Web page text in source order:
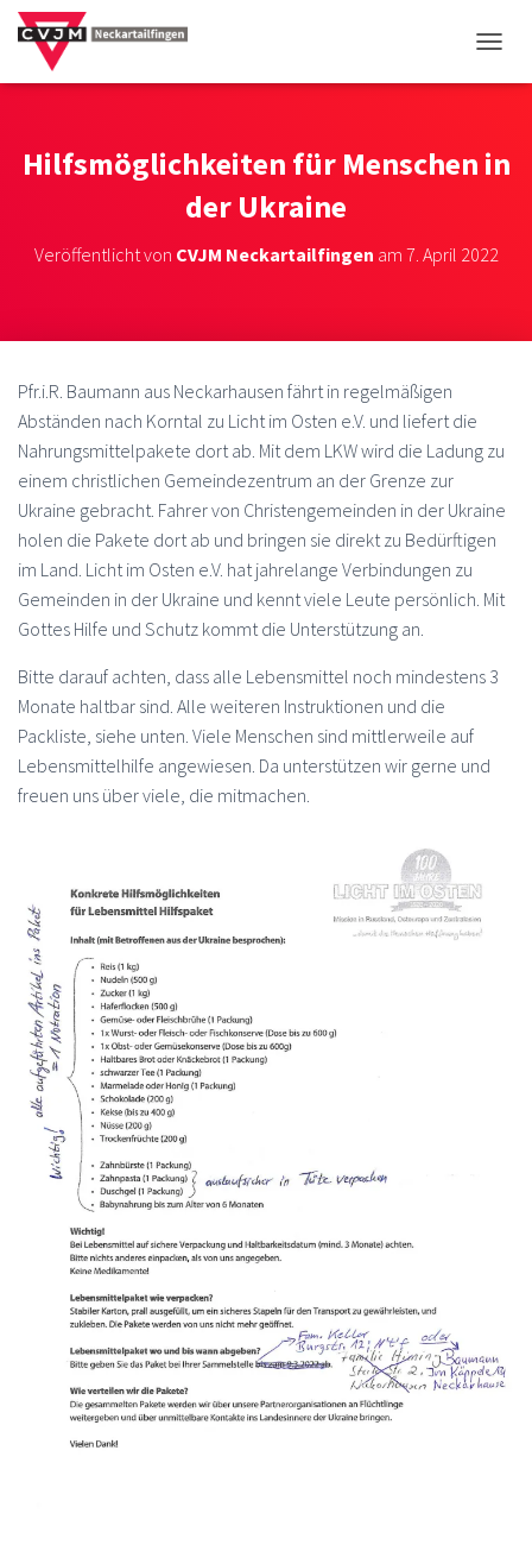
Hilfsmöglichkeiten für Menschen in
der Ukraine
Veröffentlicht von CVJM Neckartailfingen am 7. April 2022
Pfr.i.R. Baumann aus Neckarhausen fährt in regelmäßigen
Abständen nach Korntal zu Licht im Osten e.V. und liefert die
Nahrungsmittelpakete dort ab. Mit dem LKW wird die Ladung zu
einem christlichen Gemeindezentrum an der Grenze zur
Ukraine gebracht. Fahrer von Christengemeinden in der Ukraine
holen die Pakete dort ab und bringen sie direkt zu Bedürftigen
im Land. Licht im Osten e.V. hat jahrelange Verbindungen zu
Gemeinden in der Ukraine und kennt viele Leute persönlich. Mit
Gottes Hilfe und Schutz kommt die Unterstützung an.
Bitte darauf achten, dass alle Lebensmittel noch mindestens 3
Monate haltbar sind. Alle weiteren Instruktionen und die
Packliste, siehe unten. Viele Menschen sind mittlerweile auf
Lebensmittelhilfe angewiesen. Da unterstützen wir gerne und
freuen uns über viele, die mitmachen.